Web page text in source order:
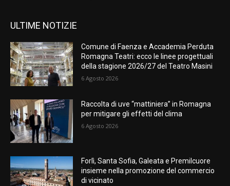
ULTIME NOTIZIE
Comune di Faenza e Accademia Perduta
Romagna Teatri: ecco le linee progettuali
della stagione 2026/27 del Teatro Masini
6 Agosto 2026
Raccolta di uve “mattiniera” in Romagna
per mitigare gli effetti del clima
6 Agosto 2026
Forlì, Santa Sofia, Galeata e Premilcuore
insieme nella promozione del commercio
di vicinato